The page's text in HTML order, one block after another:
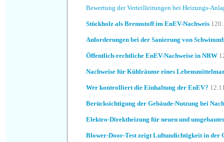
Bewertung der Verteilleitungen bei Heizungs-
Stückholz als Brennstoff im EnEV-Nachweis
Anforderungen bei der Sanierung von
Öffentlich-rechtliche EnEV-Nachweise in NRW
Nachweise für Kühlräume eines
Wer kontrolliert die Einhaltung der EnEV?
Berücksichtigung der Gebäude-Nutzung bei
Elektro-Direktheizung für neuen und
Blower-Door-Test zeigt Luftundichtigkeit in der